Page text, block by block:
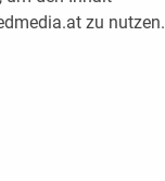
zu nutzen.